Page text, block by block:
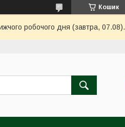
Кошик
робочого дня (завтра, 07.08).